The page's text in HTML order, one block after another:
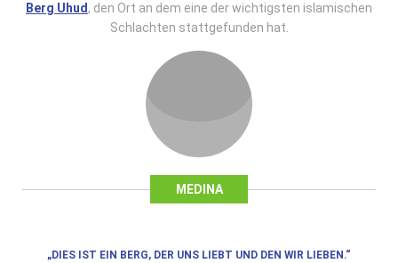
MEDINA
Berg Uhud, den Ort an dem eine der wichtigsten islamischen
Schlachten stattgefunden hat.
„DIES IST EIN BERG, DER UNS LIEBT UND DEN WIR LIEBEN.“